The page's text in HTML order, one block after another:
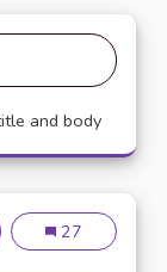
and body
D'UN DISPOSITIF
Création d'un
27